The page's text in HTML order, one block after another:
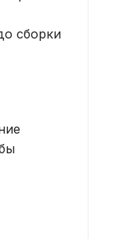
сборки